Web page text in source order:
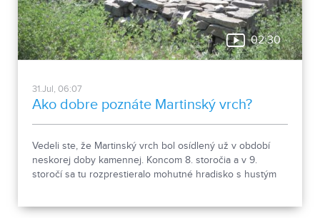
02:30
31.Jul, 06:07
Ako dobre poznáte Martinský vrch?
Vedeli ste, že Martinský vrch bol osídlený už v období
neskorej doby kamennej. Koncom 8. storočia a v 9.
storočí sa tu rozprestieralo mohutné hradisko s hustým